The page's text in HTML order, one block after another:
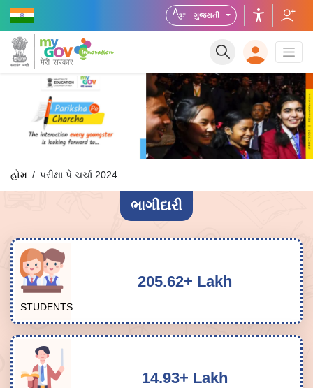
ગુજરાતી
હોમ પરીક્ષા પે ચર્ચા 2024
ભાગીદારી
STUDENTS
205.62+ Lakh
14.93+ Lakh